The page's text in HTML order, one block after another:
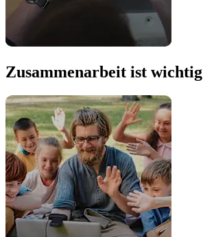
Zusammenarbeit ist wichtig